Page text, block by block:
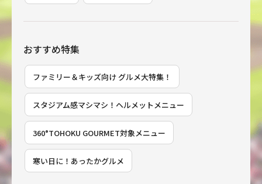
おすすめ特集
ファミリー＆キッズ向け グルメ大特集！
スタジアム感マシマシ！ヘルメットメニュー
360°TOHOKU GOURMET対象メニュー
寒い日に！あったかグルメ